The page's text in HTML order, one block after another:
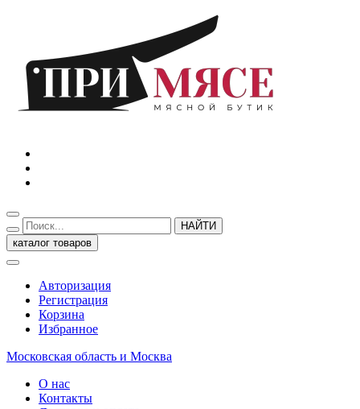
НАЙТИ
каталог товаров
Авторизация
Регистрация
Корзина
Избранное
Московская область и Москва
О нас
Контакты